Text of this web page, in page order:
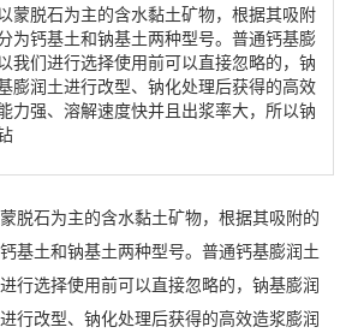
蒙脱石为主的含水黏土矿物，根据其吸附
为钙基土和钠基土两种型号。普通钙基膨
我们进行选择使用前可以直接忽略的，钠
膨润土进行改型、钠化处理后获得的高效
力强、溶解速度快并且出浆率大，所以钠
脱石为主的含水黏土矿物，根据其吸附的
基土和钠基土两种型号。普通钙基膨润土
行选择使用前可以直接忽略的，钠基膨润
行改型、钠化处理后获得的高效造浆膨润